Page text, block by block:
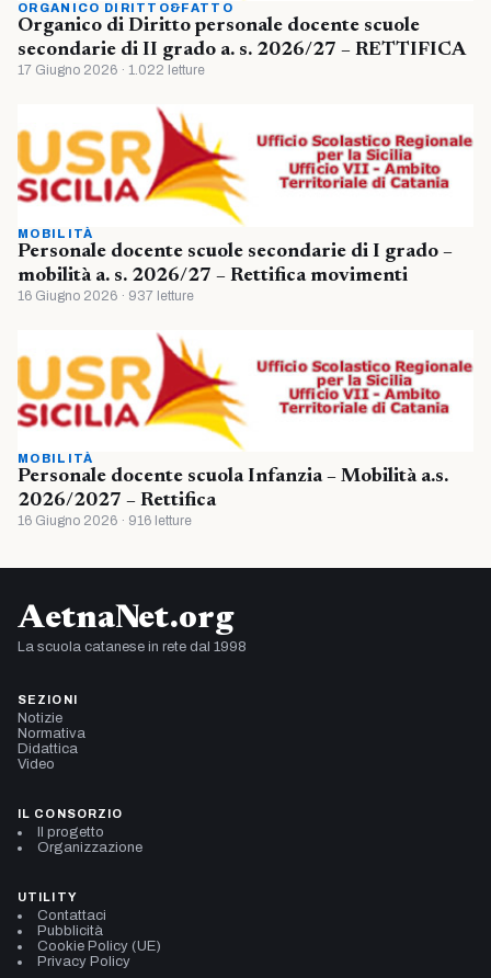
ORGANICO DIRITTO&FATTO
Organico di Diritto personale docente scuole
secondarie di II grado a. s. 2026/27 – RETTIFICA
17 Giugno 2026 · 1.022 letture
MOBILITÀ
Personale docente scuole secondarie di I grado –
mobilità a. s. 2026/27 – Rettifica movimenti
16 Giugno 2026 · 937 letture
MOBILITÀ
Personale docente scuola Infanzia – Mobilità a.s.
2026/2027 – Rettifica
16 Giugno 2026 · 916 letture
AetnaNet.org
La scuola catanese in rete dal 1998
SEZIONI
Notizie
Normativa
Didattica
Video
IL CONSORZIO
Il progetto
Organizzazione
UTILITY
Contattaci
Pubblicità
Cookie Policy (UE)
Privacy Policy